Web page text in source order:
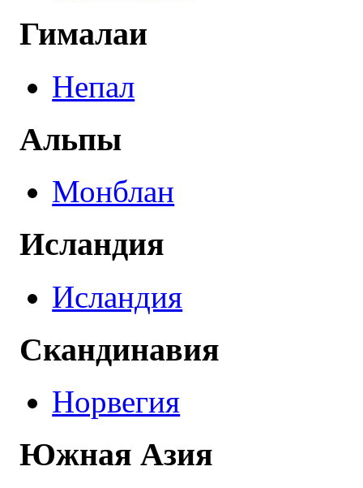
Гималаи
Непал
Альпы
Монблан
Исландия
Исландия
Скандинавия
Норвегия
Южная Азия